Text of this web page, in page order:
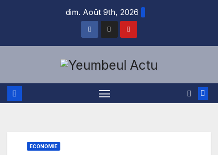
dim. Août 9th, 2026
ECONOMIE